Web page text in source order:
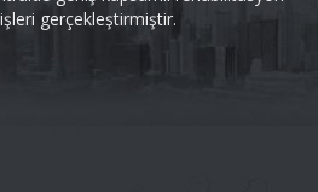
gerçekleştirmiştir.